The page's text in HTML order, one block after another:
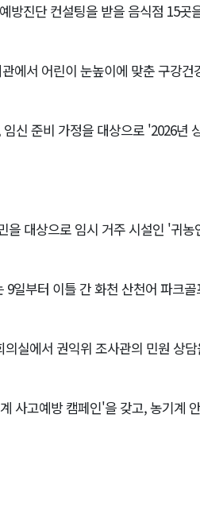
방진단 컨설팅을 받을 음식점 15곳
에서 어린이 눈높이에 맞춘 구강건
신 준비 가정을 대상으로 '2026년
을 대상으로 임시 거주 시설인 '귀
일부터 이틀 간 화천 산천어 파크
실에서 권익위 조사관의 민원 상
사고예방 캠페인'을 갖고, 농기계